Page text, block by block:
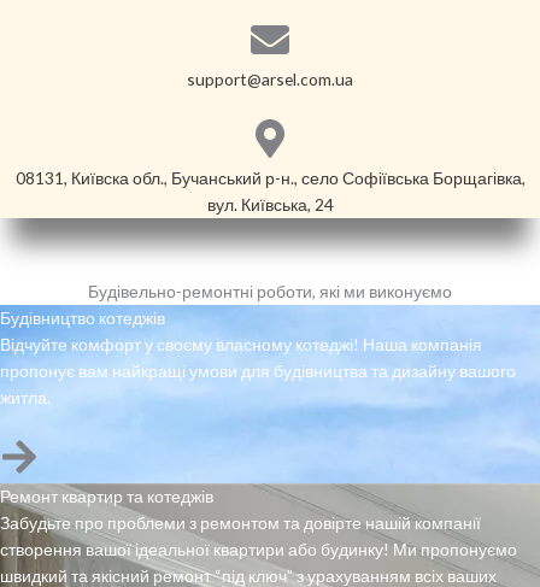
support@arsel.com.ua
08131, Київска обл., Бучанський р-н., село Софіївська Борщагівка,
вул. Київська, 24
Будівельно-ремонтні роботи, які ми виконуємо
Будівництво котеджів
Відчуйте комфорт у своєму власному котеджі! Наша компанія
пропонує вам найкращі умови для будівництва та дизайну вашого
житла.
Ремонт квартир та котеджів
Забудьте про проблеми з ремонтом та довірте нашій компанії
створення вашої ідеальної квартири або будинку! Ми пропонуємо
швидкий та якісний ремонт “під ключ” з урахуванням всіх ваших